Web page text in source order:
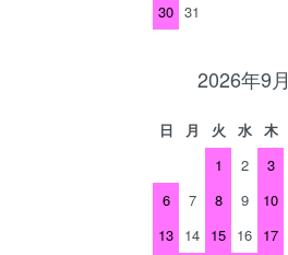
30 31
2026年9月
日 月 火 水 木
1
2 3
6
7 8 9 10
13 14 15 16 17